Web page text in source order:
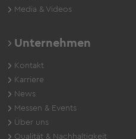
Media & Videos
Unternehmen
Kontakt
Karriere
News
Messen & Events
Über uns
Qualität & Nachhaltigkeit